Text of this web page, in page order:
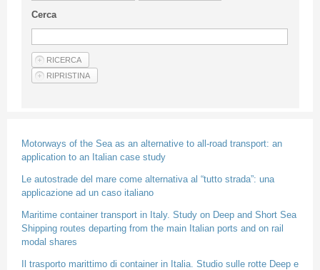
Privacy & Policy
Articles
Cerca
Motorways of the Sea as an alternative to all-road transport: an
application to an Italian case study
Le autostrade del mare come alternativa al “tutto strada”: una
applicazione ad un caso italiano
Maritime container transport in Italy. Study on Deep and Short Sea
Shipping routes departing from the main Italian ports and on rail
modal shares
Il trasporto marittimo di container in Italia. Studio sulle rotte Deep e